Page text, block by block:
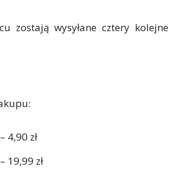
zostają wysyłane cztery kolejne
4,90 zł
19,99 zł